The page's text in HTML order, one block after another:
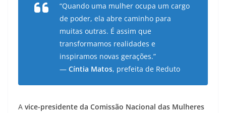
“Quando uma mulher ocupa um cargo
de poder, ela abre caminho para
muitas outras. É assim que
transformamos realidades e
inspiramos novas gerações.”
— Cíntia Matos, prefeita de Reduto
A vice-presidente da Comissão Nacional das Mulheres